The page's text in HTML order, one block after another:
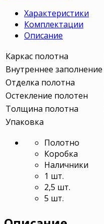
Характеристики
Комплектации
Описание
Каркас полотна
Внутреннее заполнение
Отделка полотна
Остекление полотен
Толщина полотна
Упаковка
Полотно
Коробка
Наличники
1 шт.
2,5 шт.
5 шт.